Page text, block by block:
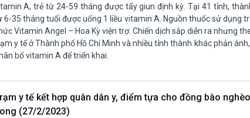
A, trẻ từ 24-59 tháng được tẩy giun định kỳ. Tại 41 tỉnh,
6-35 tháng tuổi được uống 1 liều vitamin A. Nguồn thuốc sử dụng
Vitamin Angel – Hoa Kỳ viện trợ. Chiến dịch sắp diễn ra nhưng
y tế ở Thành phố Hồ Chí Minh và nhiều tỉnh thành khác phản
bổ vitamin A để triển khai.
y tế kết hợp quân dân y, điểm tựa cho đồng bào
(27/2/2023)